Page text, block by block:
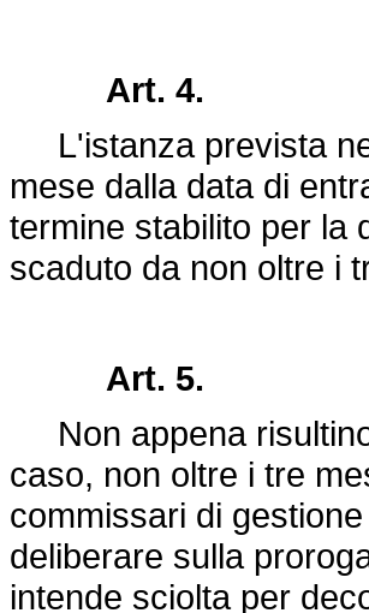
Art. 4.
L'istanza prevista
mese dalla data di
termine stabilito per la
scaduto da non oltre i
Art. 5.
Non appena
caso, non oltre i tre
commissari di
deliberare sulla
intende sciolta per